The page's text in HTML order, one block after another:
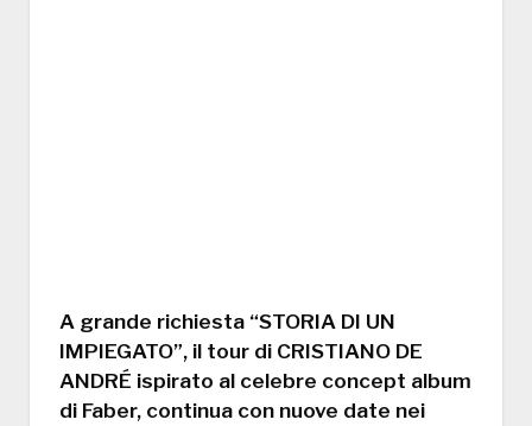
A grande richiesta “STORIA DI UN
IMPIEGATO”, il tour di CRISTIANO DE
ANDRÉ ispirato al celebre concept album
di Faber, continua con nuove date nei